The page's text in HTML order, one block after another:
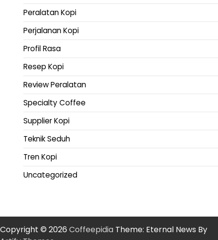
Peralatan Kopi
Perjalanan Kopi
Profil Rasa
Resep Kopi
Review Peralatan
Specialty Coffee
Supplier Kopi
Teknik Seduh
Tren Kopi
Uncategorized
Copyright © 2026 Coffeepidia Theme: Eternal News By